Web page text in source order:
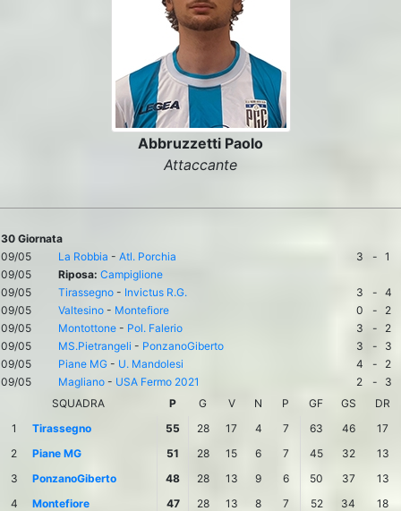
Abbruzzetti Paolo
Attaccante
30 Giornata
09/05
La Robbia - Atl. Porchia 3 - 1
09/05
Riposa: Campiglione
09/05
Tirassegno - Invictus R.G. 3 - 4
09/05
Valtesino - Montefiore 0 -
2
09/05
Montottone - Pol. Falerio 3 -
2
09/05
MS.Pietrangeli - PonzanoGiberto 3 -
3
09/05
Piane MG - U. Mandolesi 4 -
2
09/05
Magliano - USA Fermo 2021 2 -
3
SQUADRA
P G V N P GF GS
DR
1
Tirassegno 55 28 17 4 7 63 46
17
2
Piane MG 51 28 15 6 7 45 32
13
3
PonzanoGiberto 48 28 13 9 6 50 37
13
4
Montefiore 47 28 13 8 7 52 34
18